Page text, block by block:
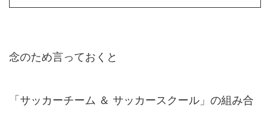
念のため言っておくと
「サッカーチーム ＆ サッカースクール」の組み合